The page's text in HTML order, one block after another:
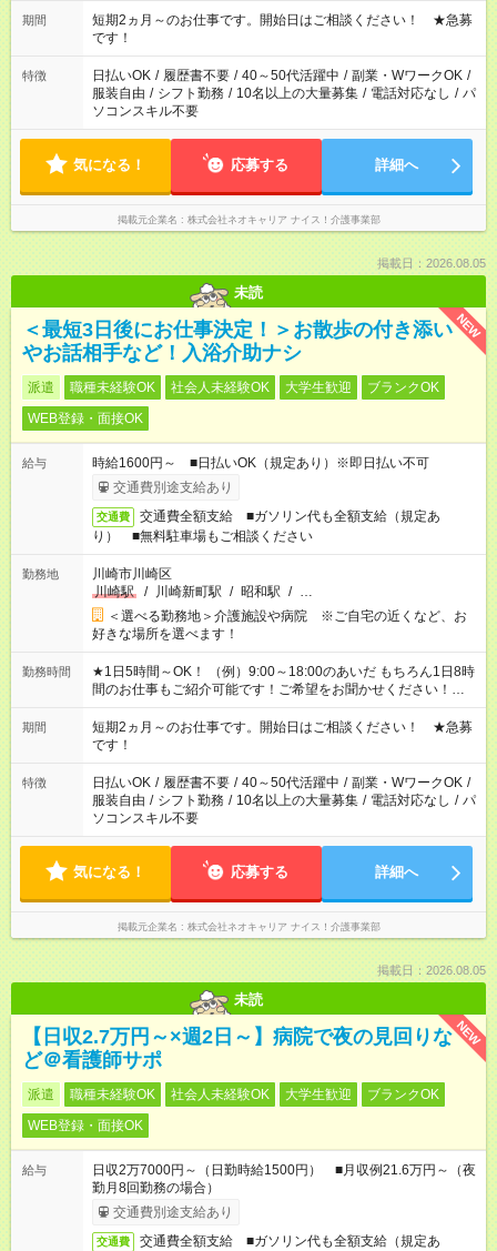
週最低15時間以上の勤務が必要です
期間
短期2ヵ月～のお仕事です。開始日はご相談ください！ ★急募
です！
特徴 日払いOK / 履歴書不要 / 40～50代活躍中 / 副業・WワークOK /
服装自由 / シフト勤務 / 10名以上の大量募集 / 電話対応なし / パ
ソコンスキル不要
気になる！ 応募する 詳細へ
掲載元企業名 株式会社ネオキャリア ナイス！介護事業部
掲載日：2026.08.05
未読
NEW
＜最短3日後にお仕事決定！＞お散歩の付き添い
やお話相手など！入浴介助ナシ
派遣 職種未経験OK 社会人未経験OK 大学生歓迎
ブランクOK
WEB登録・面接OK
給与
時給1600円～ ■日払いOK（規定あり）※即日払い不可
交通費別途支給あり
交通費
交通費全額支給 ■ガソリン代も全額支給（規定あ
り） ■無料駐車場もご相談ください
勤務地
川崎市川崎区
川崎駅
/ 川崎新町駅 / 昭和駅 / …
＜選べる勤務地＞介護施設や病院 ※ご自宅の近くなど、お
好きな場所を選べます！
勤務時間
★1日5時間～OK！ （例）9:00～18:00のあいだ もちろん1日8時
間のお仕事もご紹介可能です！ご希望をお聞かせください！★家
庭の都合でお休みが必要な場合も遠慮なくご相談ください。 ※
週最低15時間以上の勤務が必要です
期間
短期2ヵ月～のお仕事です。開始日はご相談ください！ ★急募
です！
特徴 日払いOK / 履歴書不要 / 40～50代活躍中 / 副業・WワークOK /
服装自由 / シフト勤務 / 10名以上の大量募集 / 電話対応なし / パ
ソコンスキル不要
気になる！ 応募する 詳細へ
掲載元企業名 株式会社ネオキャリア ナイス！介護事業部
掲載日：2026.08.05
未読
NEW
【日収2.7万円～×週2日～】病院で夜の見回りな
ど＠看護師サポ
派遣 職種未経験OK 社会人未経験OK 大学生歓迎
ブランクOK
WEB登録・面接OK
給与
日収2万7000円～（日勤時給1500円） ■月収例21.6万円～（夜
勤月8回勤務の場合）
交通費別途支給あり
交通費
交通費全額支給 ■ガソリン代も全額支給（規定あ